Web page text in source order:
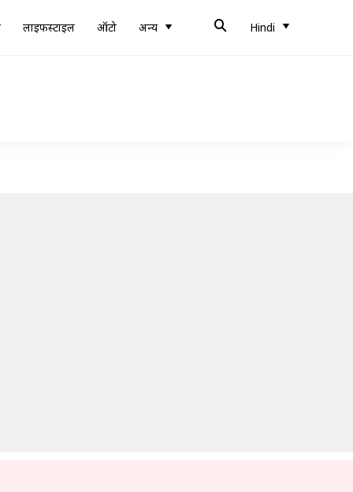
लाइफस्टाइल ऑटो अन्य Hindi